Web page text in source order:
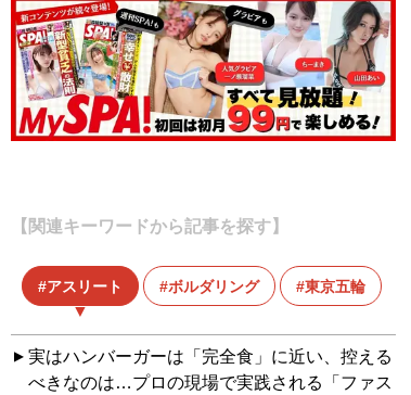
【関連キーワードから記事を探す】
アスリート ボルダリング 東京五輪
実はハンバーガーは「完全食」に近い、控える
べきなのは…プロの現場で実践される「ファス